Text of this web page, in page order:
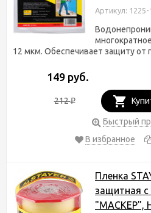
Артикул: 1225-
12 мкм. Обеспечивает защиту от
149 руб.
212₽
Быстрый
В избранное
Пленка
защитная с
"МАСКЕР",